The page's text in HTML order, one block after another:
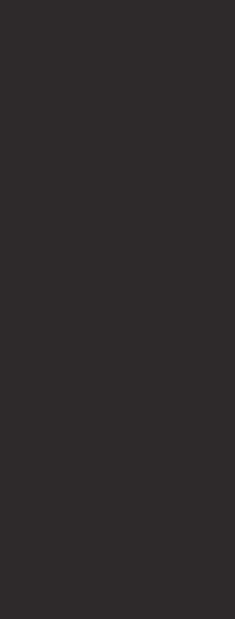
(ловильный, аварийный)